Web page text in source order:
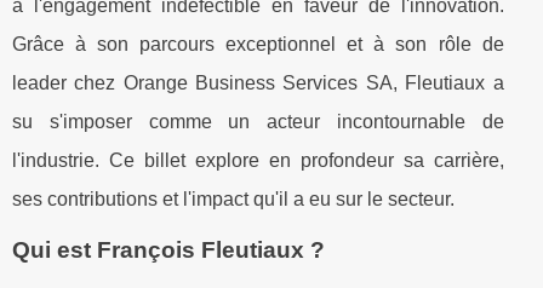
à l'engagement indéfectible en faveur de l'innovation.
Grâce à son parcours exceptionnel et à son rôle de
leader chez Orange Business Services SA, Fleutiaux a
su s'imposer comme un acteur incontournable de
l'industrie. Ce billet explore en profondeur sa carrière,
ses contributions et l'impact qu'il a eu sur le secteur.
Qui est François Fleutiaux ?